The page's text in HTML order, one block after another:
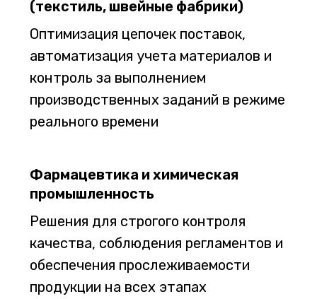
(текстиль, швейные фабрики)
Оптимизация цепочек поставок,
автоматизация учета материалов и
контроль за выполнением
производственных заданий в режиме
реального времени
Фармацевтика и химическая
промышленность
Решения для строгого контроля
качества, соблюдения регламентов и
обеспечения прослеживаемости
продукции на всех этапах